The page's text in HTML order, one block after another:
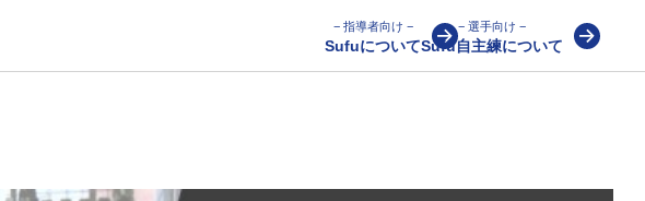
− 指導者向け −
Sufuについて
− 選手向け −
Sufu自主練について